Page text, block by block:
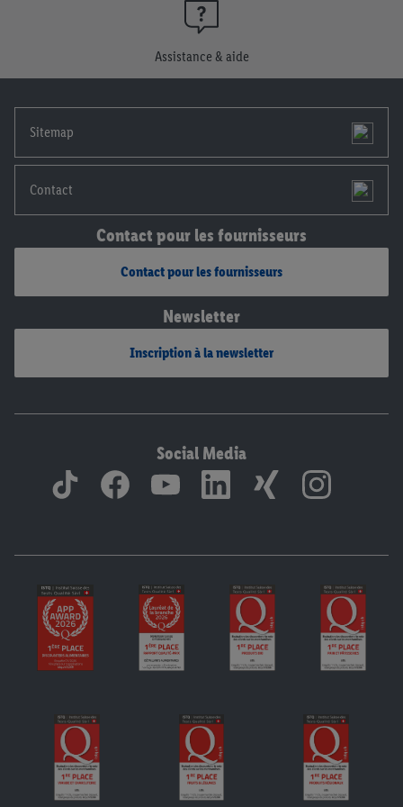
Assistance & aide
Sitemap
Contact
Contact pour les fournisseurs
Contact pour les fournisseurs
Newsletter
Inscription à la newsletter
Social Media
consentement à tout moment avec effet pour l’avenir, dans
déclaration de confidentialité
mentions légales, c’est ici.